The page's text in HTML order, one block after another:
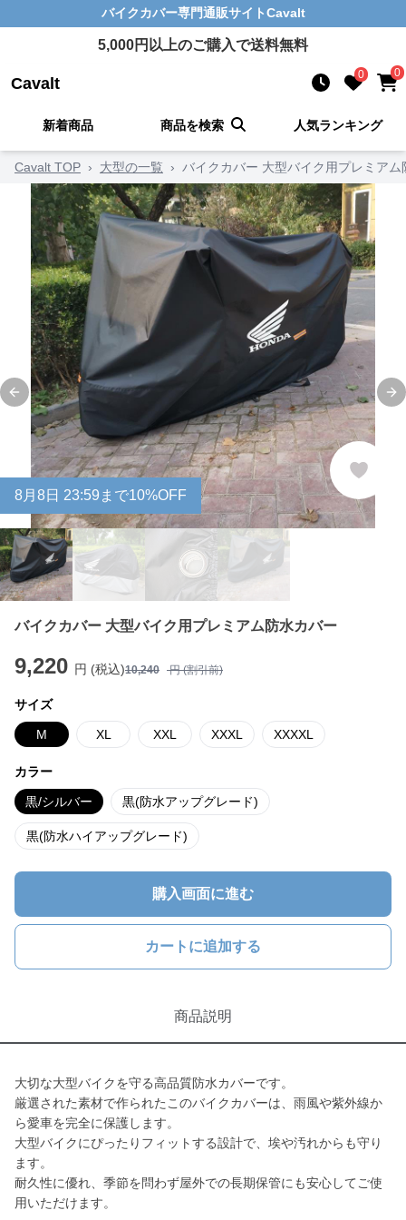
バイクカバー専門通販サイトCavalt
5,000円以上のご購入で送料無料
Cavalt 0 0
新着商品 商品を検索 人気ランキング
Cavalt TOP › 大型の一覧 › バイクカバー 大型バイク用プレミアム
Previous slide
8月 8日 23:59まで10%OFF
バイクカバー 大型バイク用プレミアム防水カバー
9,220 円 (税込)10,240 円 (割引前)
サイズ
M XL XXL XXXL XXXXL
カラー
黒/シルバー 黒(防水アップグレード)
黒(防水ハイアップグレード)
購入画面に進む
カートに追加する
商品説明
大切な大型バイクを守る高品質防水カバーです。
厳選された素材で作られたこのバイクカバーは、雨風や紫外線か
ら愛車を完全に保護します。
大型バイクにぴったりフィットする設計で、埃や汚れからも守り
ます。
耐久性に優れ、季節を問わず屋外での長期保管にも安心してご使
用いただけます。